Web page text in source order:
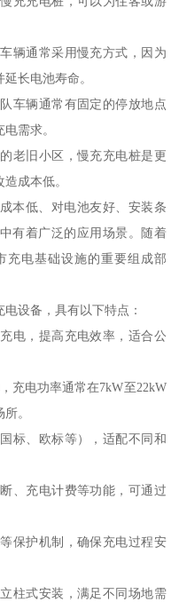
辆通常采用慢充方式，因为
长电池寿命。
车辆通常有固定的停放地点
需求。
老旧小区，慢充充电桩是更
成本低。
本低、对电池友好、安装条
有着广泛的应用场景。随着
充电基础设施的重要组成部
设备，具有以下特点：
电，提高充电效率，适合公
充电功率通常在7kW至22kW
。
标、欧标等），适配不同和
、充电计费等功能，可通过
保护机制，确保充电过程安
柱式安装，满足不同场地需